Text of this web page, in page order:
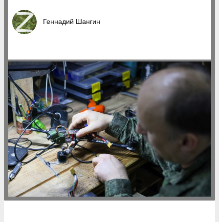
Геннадий Шангин